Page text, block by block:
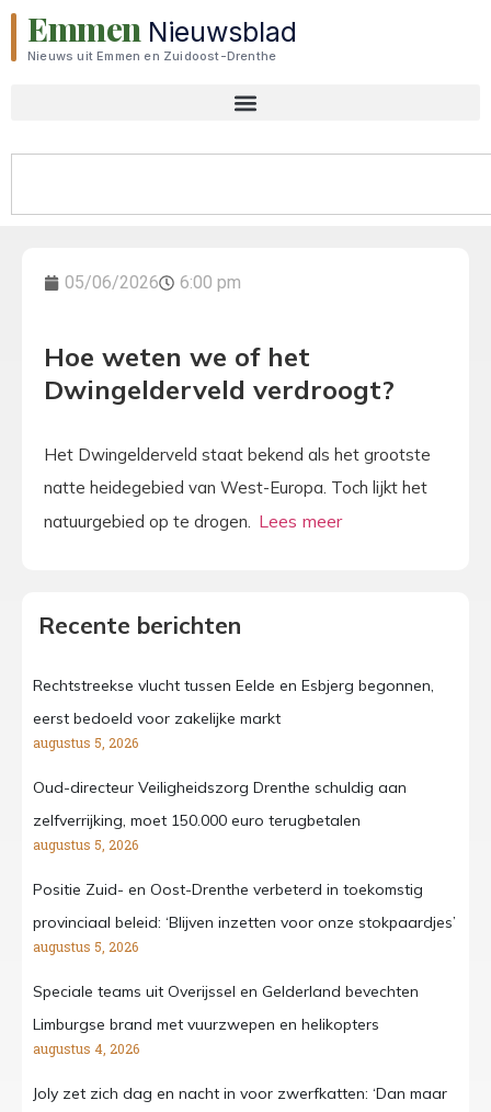
Emmen Nieuwsblad
Nieuws uit Emmen en Zuidoost-Drenthe
05/06/2026 6:00 pm
Hoe weten we of het
Dwingelderveld verdroogt?
Het Dwingelderveld staat bekend als het grootste
natte heidegebied van West-Europa. Toch lijkt het
natuurgebied op te drogen.
Recente berichten
Rechtstreekse vlucht tussen Eelde en Esbjerg begonnen,
eerst bedoeld voor zakelijke markt
augustus 5, 2026
Oud-directeur Veiligheidszorg Drenthe schuldig aan
zelfverrijking, moet 150.000 euro terugbetalen
augustus 5, 2026
Positie Zuid- en Oost-Drenthe verbeterd in toekomstig
provinciaal beleid: ‘Blijven inzetten voor onze stokpaardjes’
augustus 5, 2026
Speciale teams uit Overijssel en Gelderland bevechten
Limburgse brand met vuurzwepen en helikopters
augustus 4, 2026
Joly zet zich dag en nacht in voor zwerfkatten: ‘Dan maar